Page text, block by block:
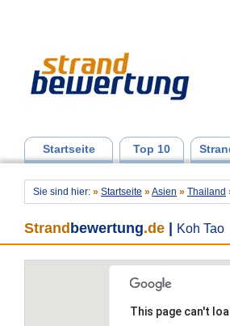
Startseite Top 10
Sie sind hier: » Startseite » Asien » Thailand
Strand bewertung.de Koh Tao
This page can't